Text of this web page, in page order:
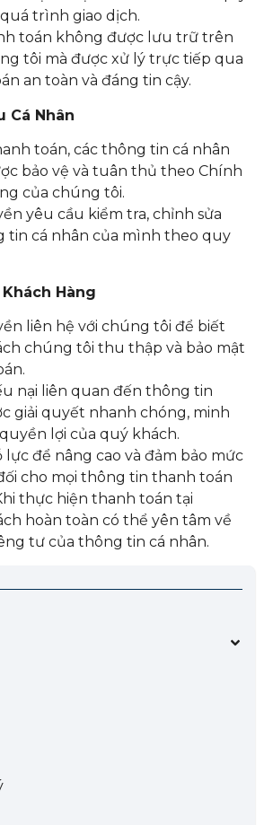
trình giao dịch.
toán không được lưu trữ trên
tôi mà được xử lý trực tiếp qua
an toàn và đáng tin cậy.
Cá Nhân
toán, các thông tin cá nhân
bảo vệ và tuân thủ theo Chính
của chúng tôi.
yêu cầu kiểm tra, chỉnh sửa
tin cá nhân của mình theo quy
Hàng
liên hệ với chúng tôi để biết
chúng tôi thu thập và bảo mật
nại liên quan đến thông tin
giải quyết nhanh chóng, minh
lợi của quý khách.
để nâng cao và đảm bảo mức
cho mọi thông tin thanh toán
thực hiện thanh toán tại
hoàn toàn có thể yên tâm về
tư của thông tin cá nhân.